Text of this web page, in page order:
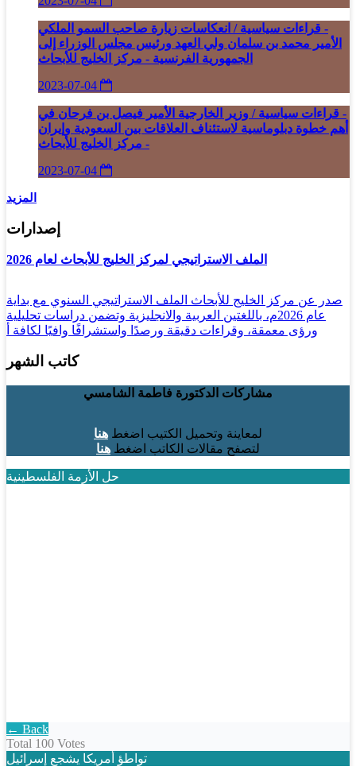
- قراءات سياسية / انعكاسات زيارة صاحب السمو الملكي
الأمير محمد بن سلمان ولي العهد ورئيس مجلس الوزراء إلى
الجمهورية الفرنسية - مركز الخليج للأبحاث
- قراءات سياسية / وزير الخارجية الأمير فيصل بن فرحان في
أهم خطوة دبلوماسية لاستئناف العلاقات بين السعودية وإيران
- مركز الخليج للأبحاث
المزيد
إصدارات
الملف الاستراتيجي لمركز الخليج للأبحاث لعام 2026
صدر عن مركز الخليج للأبحاث الملف الاستراتيجي السنوي مع بداية
عام 2026م، باللغتين العربية والانجليزية وتضمن دراسات تحليلية
ورؤى معمقة، وقراءات دقيقة ورصدًا واستشرافًا وافيًا لكافة أ
كاتب الشهر
مشاركات الدكتورة فاطمة الشامسي
لمعاينة وتحميل الكتيب اضغط هنا
لتصفح مقالات الكاتب اضغط هنا
حل الأزمة الفلسطينية
← Back
Total 100 Votes
تواطؤ أمريكا يشجع إسرائيل